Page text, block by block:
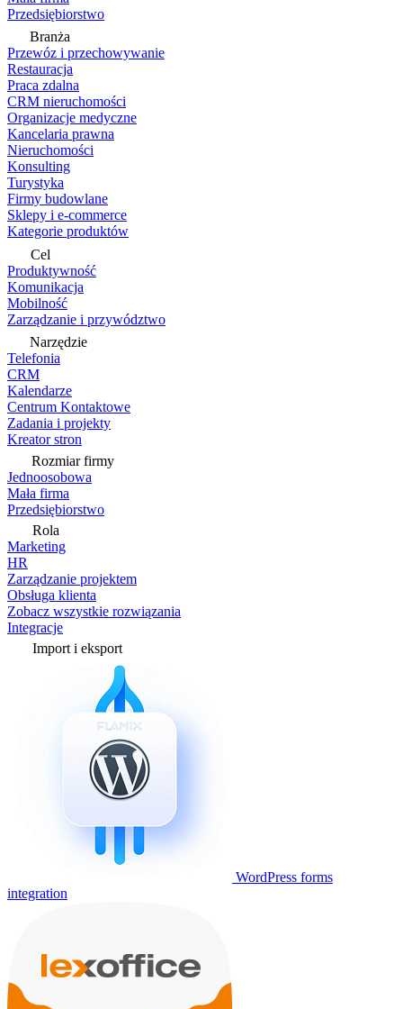
Przedsiębiorstwo
Branża
Przewóz i przechowywanie
Restauracja
Praca zdalna
CRM nieruchomości
Organizacje medyczne
Kancelaria prawna
Nieruchomości
Konsulting
Turystyka
Firmy budowlane
Sklepy i e-commerce
Kategorie produktów
Cel
Produktywność
Komunikacja
Mobilność
Zarządzanie i przywództwo
Narzędzie
Telefonia
CRM
Kalendarze
Centrum Kontaktowe
Zadania i projekty
Kreator stron
Rozmiar firmy
Jednoosobowa
Mała firma
Przedsiębiorstwo
Rola
Marketing
HR
Zarządzanie projektem
Obsługa klienta
Zobacz wszystkie rozwiązania
Integracje
Import i eksport
WordPress forms
integration